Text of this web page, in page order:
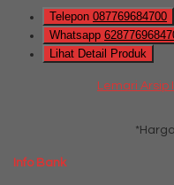
Telepon 087769684700
Whatsapp
Lihat Detail Produk
Lemari Arsip
Info Bank